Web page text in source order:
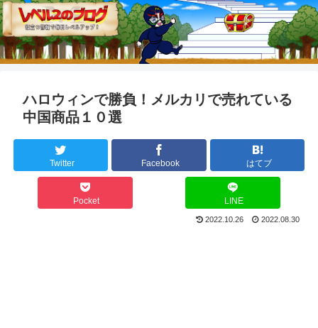
ハロウィンで勝負！メルカリで売れている
中国商品１０選
Twitter Facebook はてブ
Pocket LINE
2022.10.26 2022.08.30